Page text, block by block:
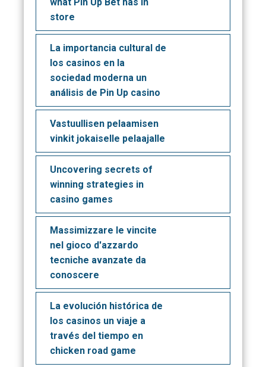
store
La importancia cultural de
los casinos en la
sociedad moderna un
análisis de Pin Up casino
Vastuullisen pelaamisen
vinkit jokaiselle pelaajalle
Uncovering secrets of
winning strategies in
casino games
Massimizzare le vincite
nel gioco d'azzardo
tecniche avanzate da
conoscere
La evolución histórica de
los casinos un viaje a
través del tiempo en
chicken road game